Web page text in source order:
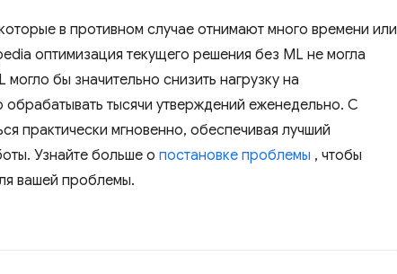
в противном случае отнимают много времени или
оптимизация текущего решения без ML не могла
бы значительно снизить нагрузку на
тысячи утверждений еженедельно. С
практически мгновенно, обеспечивая лучший
Узнайте больше о постановке проблемы , чтобы
вашей проблемы.